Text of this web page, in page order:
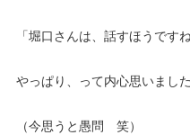
「堀口さんは、話すほうです
やっぱり、って内心思いまし
（今思うと愚問 笑）